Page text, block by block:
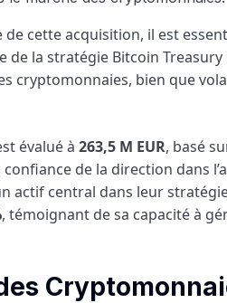
cette acquisition, il est
la stratégie Bitcoin
cryptomonnaies, bien que
évalué à 263,5 M EUR, basé
de la direction dans
actif central dans leur
, témoignant de sa capacité à